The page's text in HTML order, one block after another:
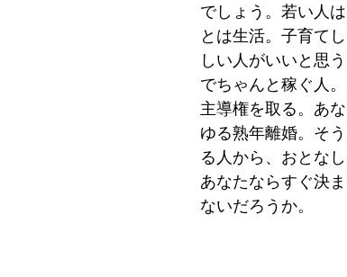
でしょう。若い人
とは生活。子育て
しい人がいいと思
でちゃんと稼ぐ人
主導権を取る。あ
ゆる熟年離婚。そ
る人から、おとな
あなたならすぐ決
ないだろうか。